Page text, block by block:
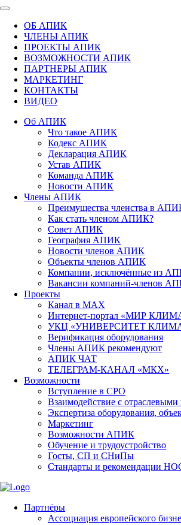
ОБ АПИК
ЧЛЕНЫ АПИК
ПРОЕКТЫ АПИК
ВОЗМОЖНОСТИ АПИК
ПАРТНЕРЫ АПИК
МАРКЕТИНГ
КОНТАКТЫ
ВИДЕО
Об АПИК
Что такое АПИК
Кодекс АПИК
Декларация АПИК
Устав АПИК
Команда АПИК
Новости АПИК
Члены АПИК
Преимущества членства в
Как стать членом АПИК?
Совет АПИК
География АПИК
Новости членов АПИК
Объекты членов АПИК
Компании, исключённые из
Вакансии компаний-членов
Проекты
Канал в MAX
Интернет-портал «МИР
УКЦ «УНИВЕРСИТЕТ
Верификация оборудования
Члены АПИК рекомендуют
АПИК ЧАТ
ТЕЛЕГРАМ-КАНАЛ «МКХ»
Возможности
Вступление в СРО
Взаимодействие с
Экспертиза оборудования,
Маркетинг
Возможности АПИК
Обучение и трудоустройство
Госты, СП и СНиПы
Стандарты и рекомендации
Партнёры
Ассоциация европейского